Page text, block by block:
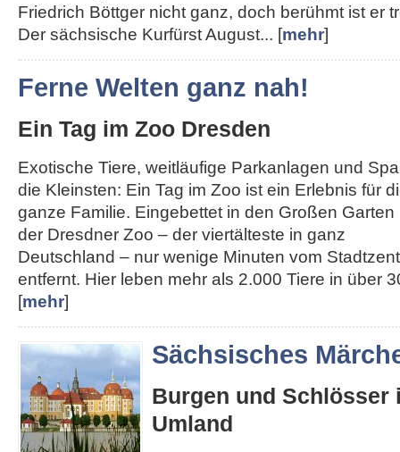
Friedrich Böttger nicht ganz, doch berühmt ist er
Der sächsische Kurfürst August... [mehr]
Ferne Welten ganz nah!
Ein Tag im Zoo Dresden
Exotische Tiere, weitläufige Parkanlagen und
die Kleinsten: Ein Tag im Zoo ist ein Erlebnis für
ganze Familie. Eingebettet in den Großen Garten
der Dresdner Zoo – der viertälteste in ganz
Deutschland – nur wenige Minuten vom
entfernt. Hier leben mehr als 2.000 Tiere in über
[mehr]
Sächsisches
Burgen und Schlösser
Umland